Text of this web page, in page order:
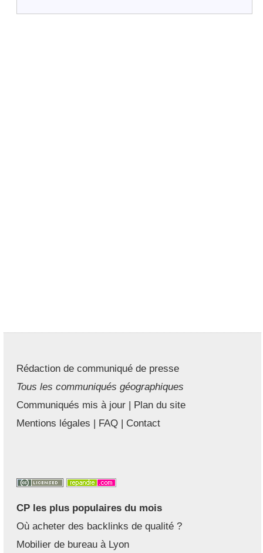
Rédaction de communiqué de presse
Tous les communiqués géographiques
Communiqués mis à jour | Plan du site
Mentions légales | FAQ | Contact
CP les plus populaires du mois
Où acheter des backlinks de qualité ?
Mobilier de bureau à Lyon